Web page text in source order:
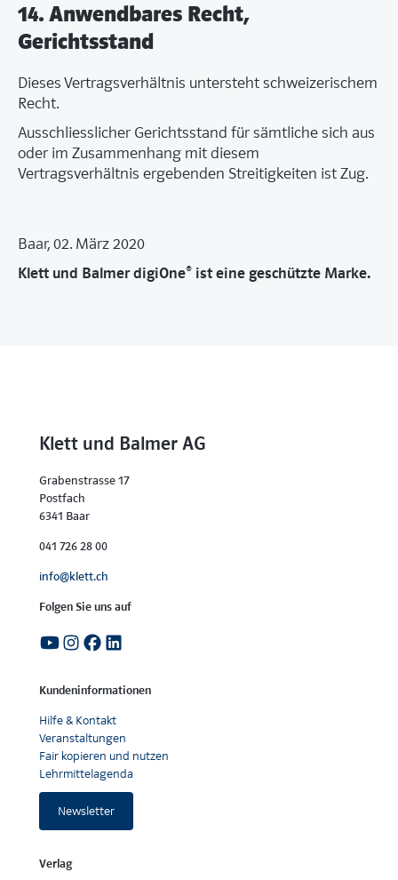
14. Anwendbares Recht,
Gerichtsstand
Dieses Vertragsverhältnis untersteht schweizerischem
Recht.
Ausschliesslicher Gerichtsstand für sämtliche sich aus
oder im Zusammenhang mit diesem
Vertragsverhältnis ergebenden Streitigkeiten ist Zug.
Baar, 02. März 2020
Klett und Balmer digiOne® ist eine geschützte Marke.
Klett und Balmer AG
Grabenstrasse 17
Postfach
6341 Baar
041 726 28 00
info@klett.ch
Folgen Sie uns auf
Kundeninformationen
Hilfe & Kontakt
Veranstaltungen
Fair kopieren und nutzen
Lehrmittelagenda
Newsletter
Verlag